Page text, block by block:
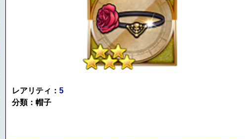
レアリティ： 5
分類：帽子